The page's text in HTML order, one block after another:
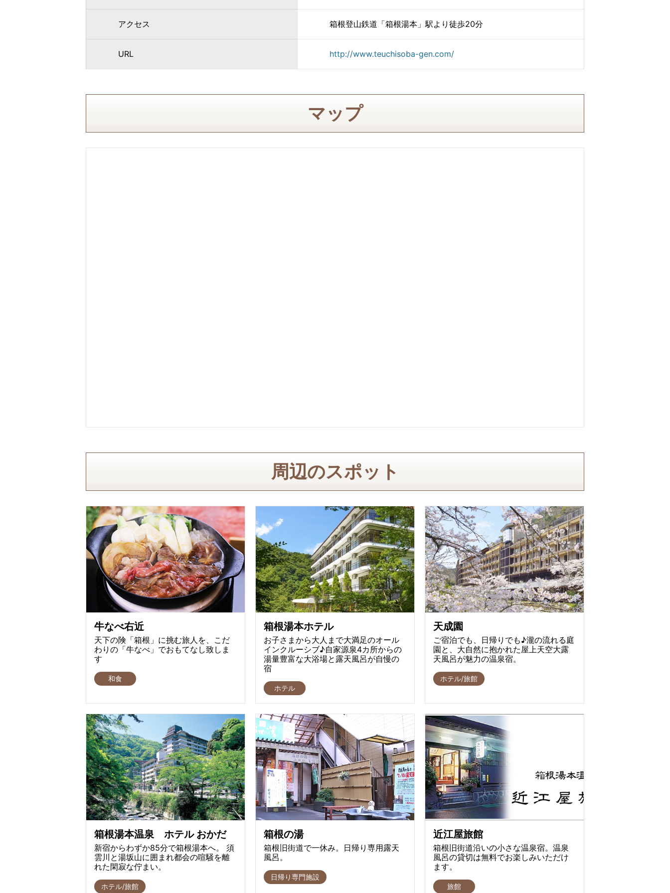
アクセス 箱根登山鉄道「箱根湯本」駅より徒歩20分
URL http://www.teuchisoba-gen.com/
マップ
周辺のスポット
牛なべ右近
天下の険「箱根」に挑む旅人を、こだ
わりの「牛なべ」でおもてなし致しま
す
和食
箱根湯本ホテル
お子さまから大人まで大満足のオール
インクルーシブ♪自家源泉4カ所からの
湯量豊富な大浴場と露天風呂が自慢の
宿
ホテル
天成園
ご宿泊でも、日帰りでも♪瀧の流れる庭
園と、大自然に抱かれた屋上天空大露
天風呂が魅力の温泉宿。
ホテル/旅館
箱根湯本温泉 ホテル おかだ
新宿からわずか85分で箱根湯本へ。 須
雲川と湯坂山に囲まれ都会の喧騒を離
れた閑寂な佇まい。
ホテル/旅館
箱根の湯
箱根旧街道で一休み。日帰り専用露天
風呂。
日帰り専門施設
近江屋旅館
箱根旧街道沿いの小さな温泉宿。温泉
風呂の貸切は無料でお楽しみいただけ
ます。
旅館